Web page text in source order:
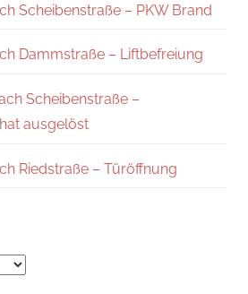
Scheibenstraße – PKW Brand
Dammstraße – Liftbefreiung
Scheibenstraße –
ausgelöst
Riedstraße – Türöffnung